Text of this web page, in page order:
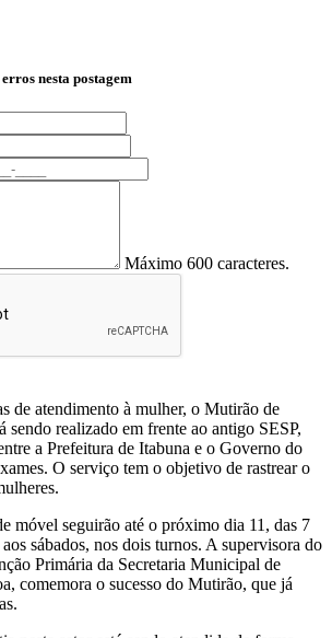
nesta postagem
Máximo 600 caracteres.
de atendimento à mulher, o Mutirão de
sendo realizado em frente ao antigo SESP,
a Prefeitura de Itabuna e o Governo do
O serviço tem o objetivo de rastrear o
móvel seguirão até o próximo dia 11, das 7
sábados, nos dois turnos. A supervisora do
Primária da Secretaria Municipal de
comemora o sucesso do Mutirão, que já